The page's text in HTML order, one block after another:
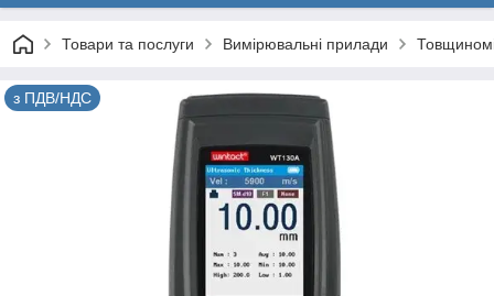
Товари та послуги Вимірювальні прилади
з ПДВ/НДС